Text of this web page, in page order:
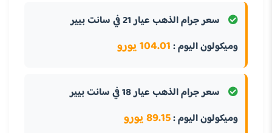
سعر جرام الذهب عيار 21 في سانت بيير
وميكولون اليوم :104.01 يورو
سعر جرام الذهب عيار 18 في سانت بيير
وميكولون اليوم :89.15 يورو